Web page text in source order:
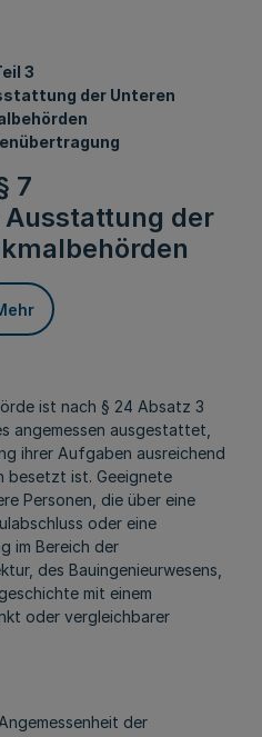
3
der Unteren
7
der
ist nach § 24 Absatz 3
angemessen ausgestattet,
ihrer Aufgaben ausreichend
besetzt ist. Geeignete
Personen, die über eine
oder eine
im Bereich der
des Bauingenieurwesens,
mit einem
oder vergleichbarer
der